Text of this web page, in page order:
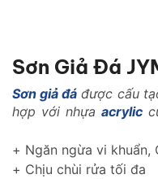
Sơn Giả Đá
Sơn giả đá được cấu
hợp với nhựa acrylic
như: Là loại vật liệu
kháng kiềm, chống rêu
+ Ngăn ngừa vi khuẩn,
+ Chịu chùi rửa tối đa